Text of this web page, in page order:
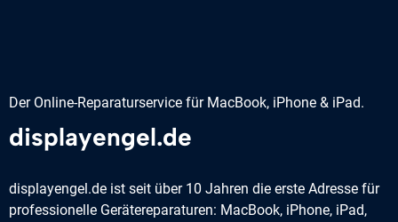
Der Online-Reparaturservice für MacBook, iPhone & iPad.
displayengel.de
displayengel.de ist seit über 10 Jahren die erste Adresse für
professionelle Geräterepa­raturen: MacBook, iPhone, iPad,